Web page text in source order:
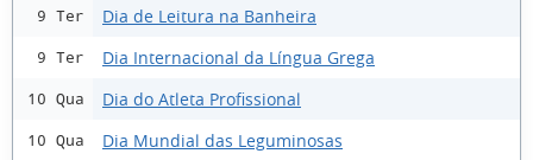
9 Ter Dia de Leitura na Banheira
9 Ter Dia Internacional da Língua Grega
10 Qua Dia do Atleta Profissional
10 Qua Dia Mundial das Leguminosas